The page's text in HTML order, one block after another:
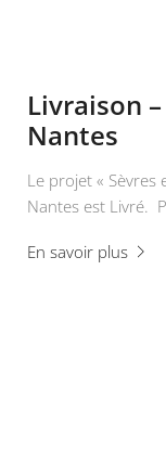
Livraison
Nantes
Le projet « Sèvres
Nantes est Livré.
En savoir plus